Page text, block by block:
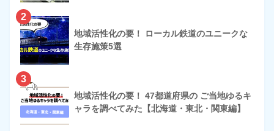
2
地域活性化の要！ ローカル鉄道のユニークな
生存施策5選
3
地域活性化の要！ 47都道府県の ご当地ゆるキ
ャラを調べてみた【北海道・東北・関東編】